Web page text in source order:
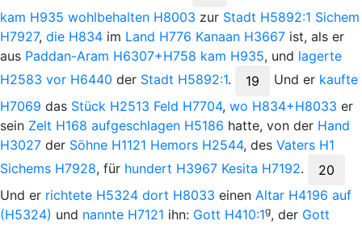
kam H935 wohlbehalten H8003 zur Stadt H5892:1 Sichem
H7927, die H834 im Land H776 Kanaan H3667 ist, als er
aus Paddan-Aram H6307+H758 kam H935, und lagerte
H2583 vor H6440 der Stadt H5892:1. 19 Und er kaufte
H7069 das Stück H2513 Feld H7704, wo H834+H8033 er
sein Zelt H168 aufgeschlagen H5186 hatte, von der Hand
H3027 der Söhne H1121 Hemors H2544, des Vaters H1
Sichems H7928, für hundert H3967 Kesita H7192.
20
Und er richtete H5324 dort H8033 einen Altar H4196 auf
(H5324) und nannte H7121 ihn: Gott H410:1g, der Gott